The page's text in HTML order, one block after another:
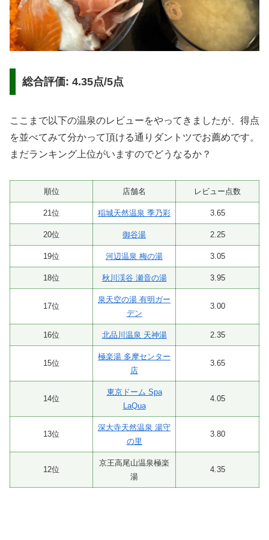
総合評価: 4.35点/5点
ここまで以下の温泉のレビューをやってきましたが、得点
を並べてみて分かって頂ける通りダントツでお薦めです。
まだランキング上位がいますのでどうなるか？
順位 店舗名 レビュー点数
21位 稲城天然温泉 季乃彩 3.65
20位 御谷湯 2.25
19位 河辺温泉 梅の湯 3.05
18位 秋川渓谷 瀬音の湯 3.95
17位
泉天空の湯 有明ガー
デン
3.00
16位 北品川温泉 天神湯 2.35
15位
極楽湯 多摩センター
店
3.65
14位
東京ドーム Spa
LaQua
4.05
13位
深大寺天然温泉 湯守
の里
3.80
12位
京王高尾山温泉極楽
湯
4.35